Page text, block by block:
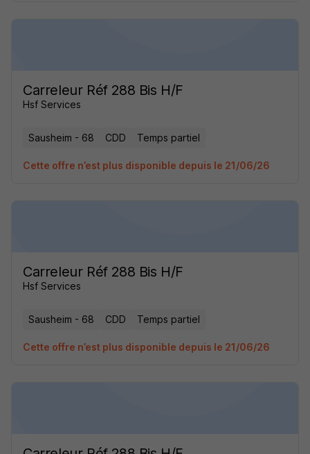
Carreleur Réf 288 Bis H/F
Hsf Services
Sausheim - 68 CDD Temps partiel
Cette offre n’est plus disponible depuis le 21/06/26
Carreleur Réf 288 Bis H/F
Hsf Services
Sausheim - 68 CDD Temps partiel
Cette offre n’est plus disponible depuis le 21/06/26